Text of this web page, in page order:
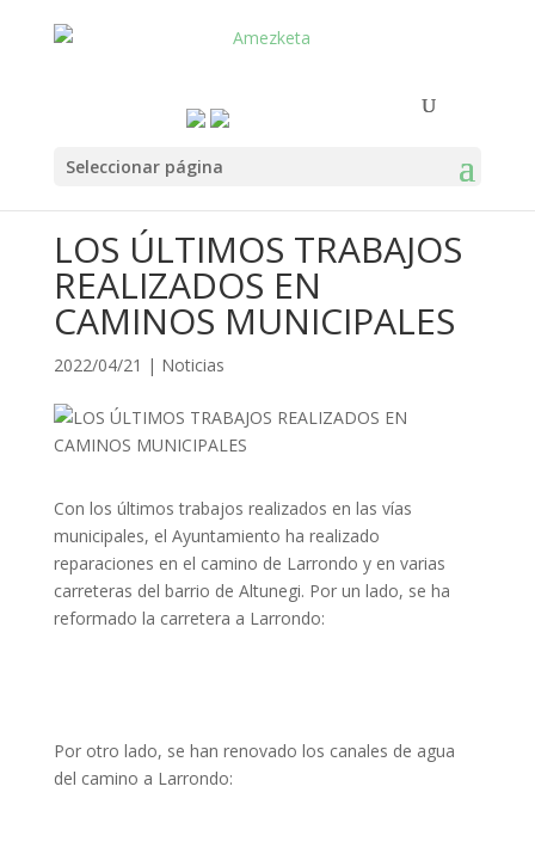
Seleccionar página
LOS ÚLTIMOS TRABAJOS
REALIZADOS EN
CAMINOS MUNICIPALES
2022/04/21 | Noticias
Con los últimos trabajos realizados en las vías
municipales, el Ayuntamiento ha realizado
reparaciones en el camino de Larrondo y en varias
carreteras del barrio de Altunegi. Por un lado, se ha
reformado la carretera a Larrondo:
Por otro lado, se han renovado los canales de agua
del camino a Larrondo: